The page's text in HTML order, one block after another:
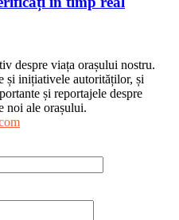
despre viața orașului nostru.
și inițiativele autorităților, și
și reportajele despre
noi ale orașului.